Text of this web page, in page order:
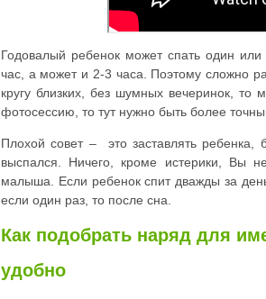
Годовалый ребенок может спать один
час, а может и 2-3 часа. Поэтому сложно
кругу близких, без шумных вечеринок, то
фотосессию, то тут нужно быть более
Плохой совет – это заставлять ребенка,
выспался. Ничего, кроме истерики, Вы
малыша. Если ребенок спит дважды за
если один раз, то после сна.
Как подобрать наряд для
удобно